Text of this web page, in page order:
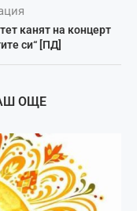
канят на концерт
си“ [ПД]
ОЩЕ